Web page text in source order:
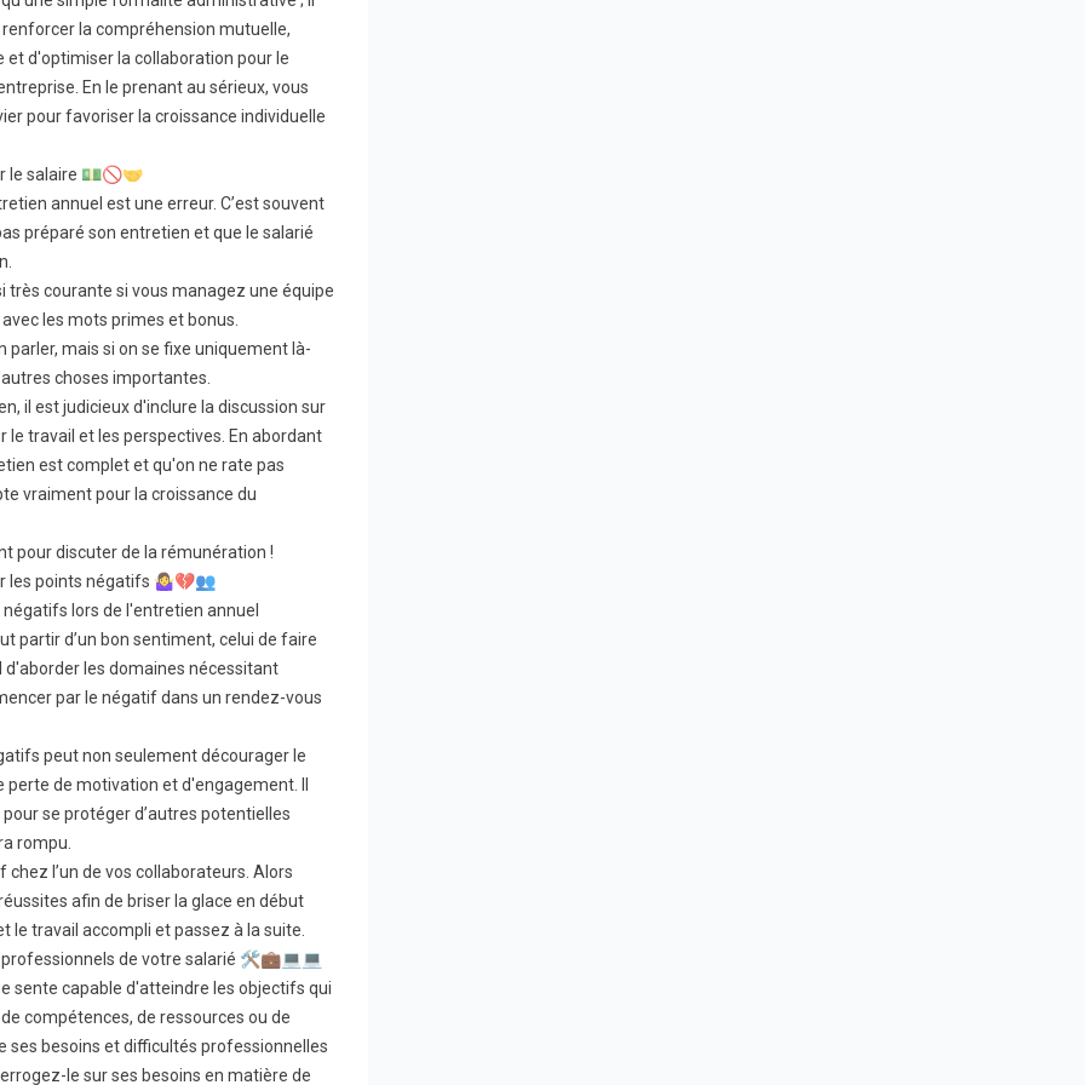
la compréhension mutuelle,
d'optimiser la collaboration pour le
En le prenant au sérieux, vous
pour favoriser la croissance individuelle
le salaire 💵🚫🤝
annuel est une erreur. C’est souvent
préparé son entretien et que le salarié
courante si vous managez une équipe
les mots primes et bonus.
mais si on se fixe uniquement là-
choses importantes.
il est judicieux d'inclure la discussion sur
le travail et les perspectives. En abordant
est complet et qu'on ne rate pas
vraiment pour la croissance du
pour discuter de la rémunération !
les points négatifs 🤷‍♀️💔👥
lors de l'entretien annuel
partir d’un bon sentiment, celui de faire
d'aborder les domaines nécessitant
par le négatif dans un rendez-vous
peut non seulement décourager le
de motivation et d'engagement. Il
se protéger d’autres potentielles
rompu.
l’un de vos collaborateurs. Alors
afin de briser la glace en début
le travail accompli et passez à la suite.
professionnels de votre salarié 🛠️💼💻💻
sente capable d'atteindre les objectifs qui
compétences, de ressources ou de
ses besoins et difficultés professionnelles
le sur ses besoins en matière de